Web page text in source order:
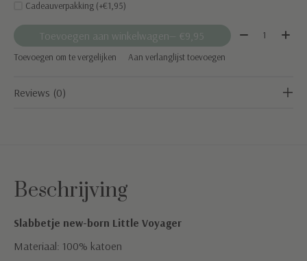
Cadeauverpakking (+€1,95)
Toevoegen aan winkelwagen — €9,95 Aantal:
Toevoegen om te vergelijken Aan verlanglijst toevoegen
Reviews (0)
Beschrijving
Slabbetje new-born Little Voyager
Materiaal: 100% katoen